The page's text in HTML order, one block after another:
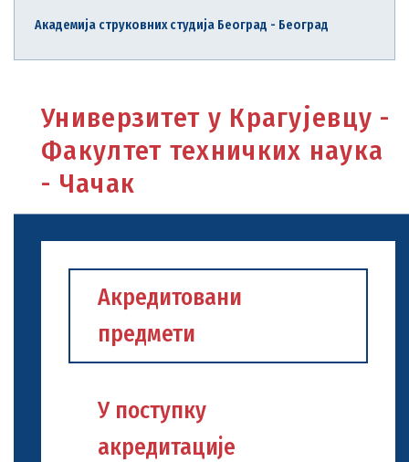
Академија струковних студија Београд - Београд
Универзитет у Крагујевцу -
Факултет техничких наука
- Чачак
Акредитовани
предмети
У поступку
акредитације